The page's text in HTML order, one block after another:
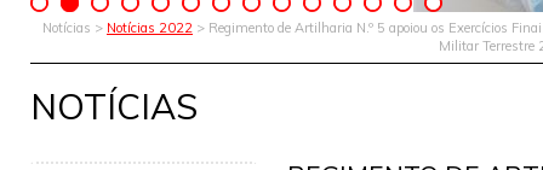
Notícias > Notícias 2022 > Regimento de Artilharia N.º 5 apoiou os Exercícios
Militar
NOTÍCIAS